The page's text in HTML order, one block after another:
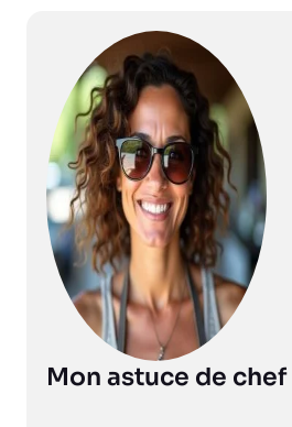
Mon astuce de chef